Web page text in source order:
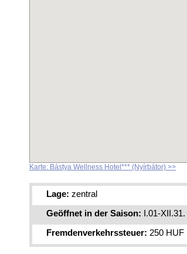
Karte: Bástya Wellness Hotel*** (Nyírbátor) >>
Lage: zentral
Geöffnet in der Saison: I.01-XII.31.
Fremdenverkehrssteuer: 250 HUF